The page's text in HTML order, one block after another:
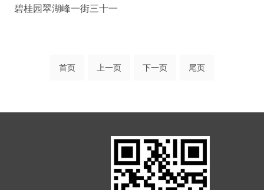
碧桂园翠湖峰一街三十一
首页 上一页 下一页 尾页